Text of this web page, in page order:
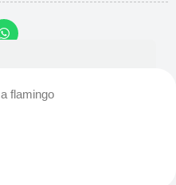
flamingo